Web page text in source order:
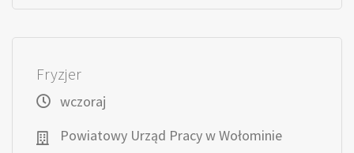
Fryzjer
wczoraj
Powiatowy Urząd Pracy w Wołominie